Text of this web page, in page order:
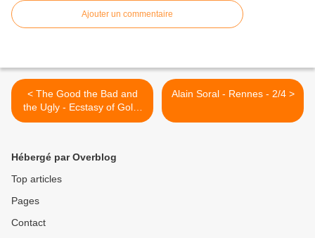
Ajouter un commentaire
< The Good the Bad and
the Ugly - Ecstasy of Gold,
L'Extase de l'Or
Alain Soral - Rennes - 2/4 >
Hébergé par Overblog
Top articles
Pages
Contact